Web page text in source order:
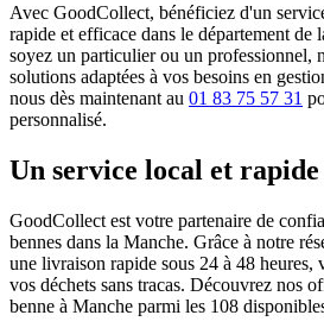
Avec GoodCollect, bénéficiez d'un
rapide et efficace dans le département de
soyez un particulier ou un professionnel,
solutions adaptées à vos besoins en
nous dès maintenant au 01 83 75 57 31
personnalisé.
Un service local et
GoodCollect est votre partenaire de
bennes dans la Manche. Grâce à notre
une livraison rapide sous 24 à 48 heures,
vos déchets sans tracas. Découvrez nos
benne à Manche parmi les 108